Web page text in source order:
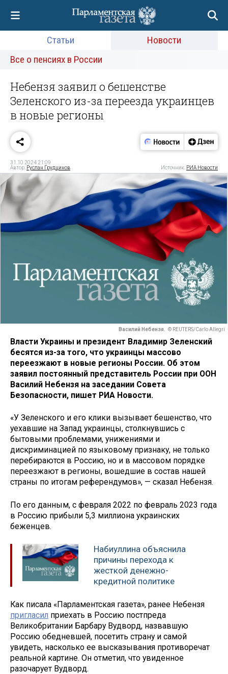
Статьи
Новости
Все о пенсиях в России
Небензя заявил о бешенстве
Зеленского из-за переезда украинцев
в новые регионы
31.10.2024 21:09
Автор: Руслан Грудцинов Источник: РИА Новости
Василий Небензя. © REUTERS/Carlo Allegri
Власти Украины и президент Владимир Зеленский
бесятся из-за того, что украинцы массово
переезжают в новые регионы России. Об этом
заявил постоянный представитель России при ООН
Василий Небензя на заседании Совета
Безопасности, пишет РИА Новости.
«У Зеленского и его клики вызывает бешенство, что
уехавшие на Запад украинцы, столкнувшись с
бытовыми проблемами, унижениями и
дискриминацией по языковому признаку, не только
перебираются в Россию, но и в массовом порядке
переезжают в регионы, вошедшие в состав нашей
страны по итогам референдумов», — сказал Небензя.
По его данным, с февраля 2022 по февраль 2023 года
в Россию прибыли 5,3 миллиона украинских
беженцев.
Набиуллина объяснила
причины перехода к
жесткой денежно-
кредитной политике
Как писала «Парламентская газета», ранее Небензя
пригласил приехать в Россию постпреда
Великобритании Барбару Вудворд, назвавшую
Россию обедневшей, посетить страну и самой
увидеть, насколько ее высказывания противоречат
реальной картине. Он отметил, что увиденное
разочарует Вудворд.